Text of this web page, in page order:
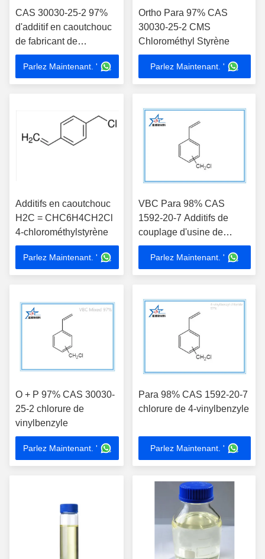
CAS 30030-25-2 97%
d'additif en caoutchouc
de fabricant de
chlorométhyl styrène
Parlez Maintenant. '
Ortho Para 97% CAS
30030-25-2 CMS
Chlorométhyl Styrène
Parlez Maintenant. '
Additifs en caoutchouc
H2C = CHC6H4CH2Cl
4-chlorométhylstyrène
Parlez Maintenant. '
VBC Para 98% CAS
1592-20-7 Additifs de
couplage d'usine de
chlorure de vinylbenzyle
Parlez Maintenant. '
O + P 97% CAS 30030-
25-2 chlorure de
vinylbenzyle
Parlez Maintenant. '
Para 98% CAS 1592-20-7
chlorure de 4-vinylbenzyle
Parlez Maintenant. '